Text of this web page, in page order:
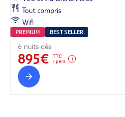
Tout compris
Wifi
PREMIUM BEST SELLER
6 nuits dès
895€
TTC
/ pers.